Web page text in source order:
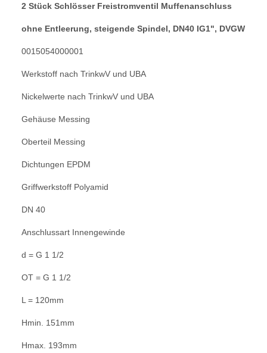
2 Stück Schlösser Freistromventil Muffenanschluss
ohne Entleerung, steigende Spindel, DN40 IG1", DVGW
0015054000001
Werkstoff nach TrinkwV und UBA
Nickelwerte nach TrinkwV und UBA
Gehäuse Messing
Oberteil Messing
Dichtungen EPDM
Griffwerkstoff Polyamid
DN 40
Anschlussart Innengewinde
d = G 1 1/2
OT = G 1 1/2
L = 120mm
Hmin. 151mm
Hmax. 193mm